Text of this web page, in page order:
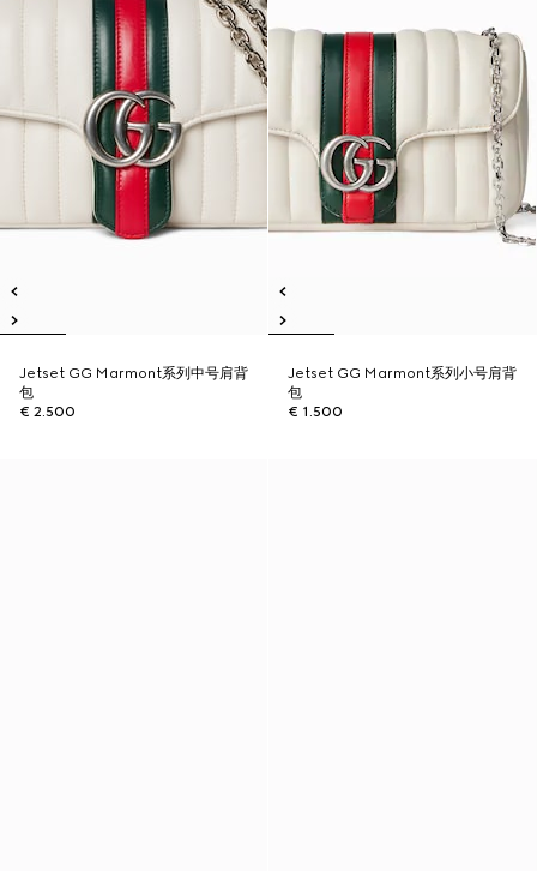
Jetset GG Marmont系列中号肩背
包
€ 2.500
Jetset GG Marmont系列小号肩背
包
€ 1.500